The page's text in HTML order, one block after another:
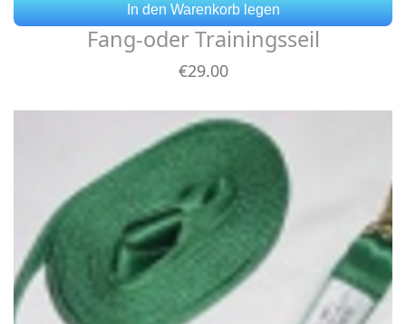
In den Warenkorb legen
Fang-oder Trainingsseil
€29.00